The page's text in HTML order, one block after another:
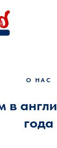
О НАС
в
года